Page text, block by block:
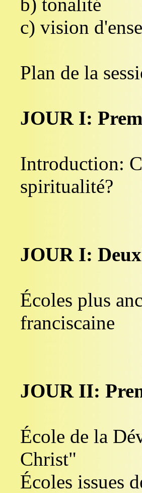
c) vision
Plan de la
JOUR I:
Introduction:
spiritualité?
JOUR I:
Écoles plus
franciscaine
JOUR II:
École de la
Christ"
Écoles issues